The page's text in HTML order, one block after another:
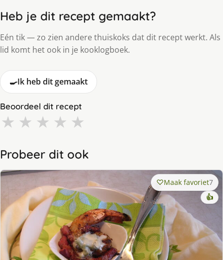
Heb je dit recept gemaakt?
Eén tik — zo zien andere thuiskoks dat dit recept werkt. Als
lid komt het ook in je kooklogboek.
🍳Ik heb dit gemaakt
Beoordeel dit recept
★ ★ ★ ★ ★
Probeer dit ook
Maak favoriet7
👍